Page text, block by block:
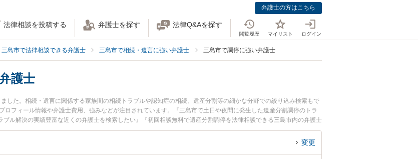
弁護士の方はこちら
法律相談を投稿する 弁護士を探す 法律Q&Aを探す
閲覧履歴 マイリスト ログイン
三島市で法律相談できる弁護士 三島市で相続・遺言に強い弁護士 三島市で調停に強い弁護士
護士
した。相続・遺言に関係する家族間の相続トラブルや認知症の相続、遺産分割等の細かな分野での絞り込み検索もで
ロフィール情報や弁護士費用、強みなどが注目されています。『三島市で土日や夜間に発生した遺産分割調停のトラ
ル解決の実績豊富な近くの弁護士を検索したい』『初回相談無料で遺産分割調停を法律相談できる三島市内の弁護士
す。
変更